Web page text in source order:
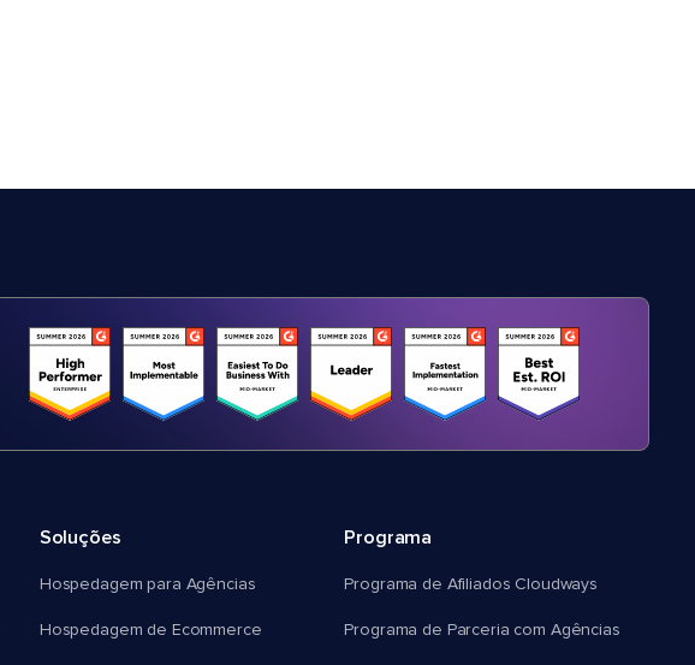
Soluções
Hospedagem para Agências
Hospedagem de Ecommerce
Programa
Programa de Afiliados Cloudways
Programa de Parceria com Agências